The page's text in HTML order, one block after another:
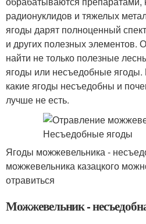
радионуклидов и тяжелых
ягоды дарят полноценный
и других полезных элементов.
найти не только полезные
ягоды или несъедобные
какие ягоды несъедобны и
лучше не есть.
Ягоды можжевельника -
можжевельника казацкого
отравиться
Можжевельник -